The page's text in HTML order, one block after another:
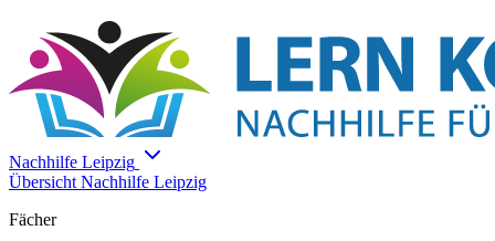
Nachhilfe Leipzig
Übersicht Nachhilfe Leipzig
Fächer